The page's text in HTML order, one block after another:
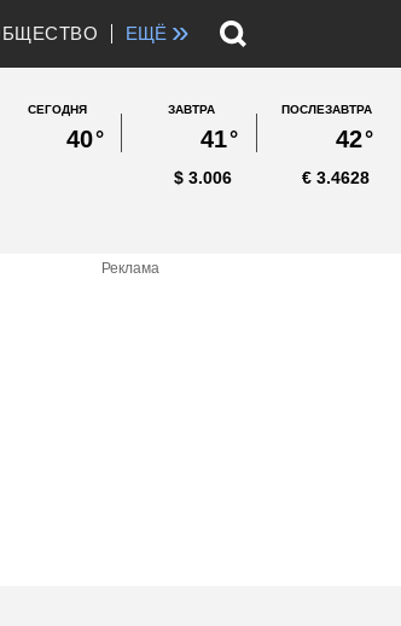
ЕЩЁ »
СЕГОДНЯ
40°
ЗАВТРА
41°
ПОСЛЕЗАВТРА
42°
3.006
$ 3.4628
€
Реклама